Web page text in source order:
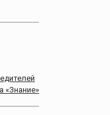
«Знание»